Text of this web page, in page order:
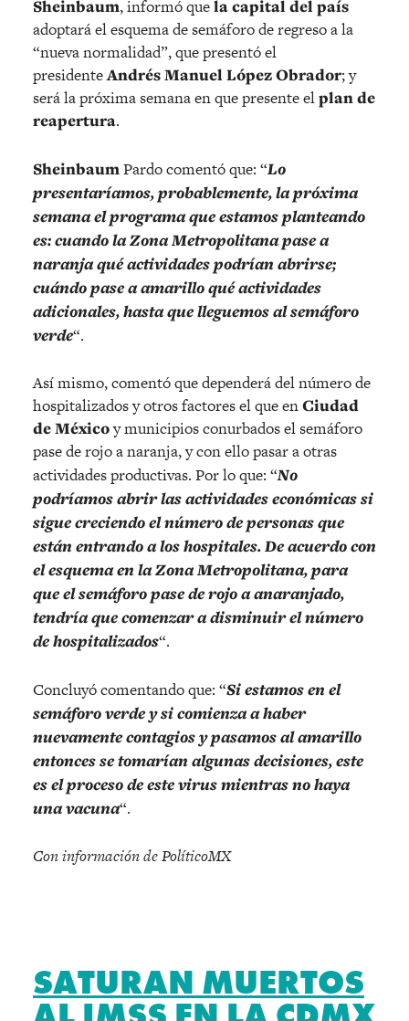
Sheinbaum, informó quela capital del país
adoptará el esquema de semáforo de regreso a la
“nueva normalidad”, que presentó el
presidenteAndrés Manuel López Obrador; y
será la próxima semana en que presente elplan de
reapertura.
SheinbaumPardo comentó que: “Lo
presentaríamos, probablemente, la próxima
semana el programa que estamos planteando
es: cuando la Zona Metropolitana pase a
naranja qué actividades podrían abrirse;
cuándo pase a amarillo qué actividades
adicionales, hasta que lleguemos al semáforo
verde“.
Así mismo, comentó que dependerá del número de
hospitalizados y otros factores el que enCiudad
de Méxicoy municipios conurbados el semáforo
pase de rojo a naranja, y con ello pasar a otras
actividades productivas. Por lo que: “No
podríamos abrir las actividades económicas si
sigue creciendo el número de personas que
están entrando a los hospitales. De acuerdo con
el esquema en la Zona Metropolitana, para
que el semáforo pase de rojo a anaranjado,
tendría que comenzar a disminuir el número
de hospitalizados“.
Concluyó comentando que: “Si estamos en el
semáforo verde y si comienza a haber
nuevamente contagios y pasamos al amarillo
entonces se tomarían algunas decisiones, este
es el proceso de este virus mientras no haya
una vacuna“.
Con información de PolíticoMX
SATURAN MUERTOS